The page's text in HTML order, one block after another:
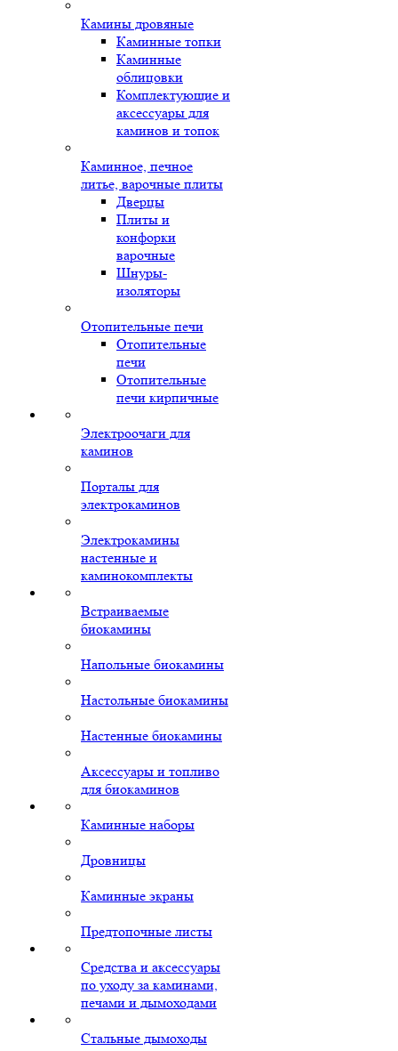
Камины дровяные
Каминные топки
Каминные
облицовки
Комплектующие и
аксессуары для
каминов и топок
Каминное, печное
литье, варочные плиты
Дверцы
Плиты и
конфорки
варочные
Шнуры-
изоляторы
Отопительные печи
Отопительные
печи
Отопительные
печи кирпичные
Электроочаги для
каминов
Порталы для
электрокаминов
Электрокамины
настенные и
каминокомплекты
Встраиваемые
биокамины
Напольные биокамины
Настольные биокамины
Настенные биокамины
Аксессуары и топливо
для биокаминов
Каминные наборы
Дровницы
Каминные экраны
Предтопочные листы
Средства и аксессуары
по уходу за каминами,
печами и дымоходами
Стальные дымоходы